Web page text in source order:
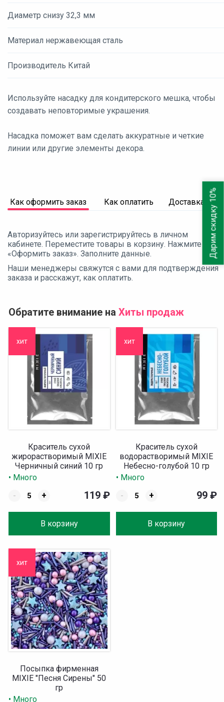
Диаметр снизу 32,3 мм
Материал нержавеющая сталь
Производитель Китай
Используйте насадку для кондитерского мешка, чтобы
создавать неповторимые украшения.
Насадка поможет вам сделать аккуратные и четкие
линии или другие элементы декора.
Как оформить заказ Как оплатить Доставка
Авторизуйтесь или зарегистрируйтесь в личном
кабинете. Переместите товары в корзину. Нажмите
«Оформить заказ». Заполните данные.
Наши менеджеры свяжутся с вами для подтверждения
заказа и расскажут, как оплатить.
Обратите внимание на Хиты продаж
хит
Краситель сухой
жирорастворимый MIXIE
Черничный синий 10 гр
• Много
-
+
В корзину
119 ₽
хит
Краситель сухой
водорастворимый MIXIE
Небесно-голубой 10 гр
• Много
-
+
В корзину
99 ₽
хит
Посыпка фирменная
MIXIE "Песня Сирены" 50
гр
• Много
Дарим скидку 10%